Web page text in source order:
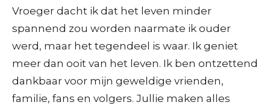
Vroeger dacht ik dat het leven minder
spannend zou worden naarmate ik ouder
werd, maar het tegendeel is waar. Ik geniet
meer dan ooit van het leven. Ik ben ontzettend
dankbaar voor mijn geweldige vrienden,
familie, fans en volgers. Jullie maken alles